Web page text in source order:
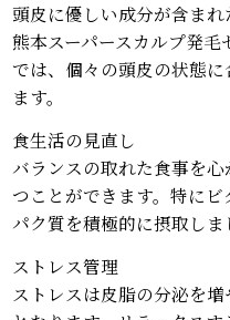
頭皮に優しい成分が含まれ
熊本スーパースカルプ発
では、個々の頭皮の状態
ます。
食生活の見直し
バランスの取れた食事を
つことができます。特に
パク質を積極的に摂取しま
ストレス管理
ストレスは皮脂の分泌を